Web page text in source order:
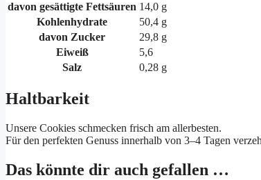
davon gesättigte Fettsäuren 14,0 g
Kohlenhydrate
50,4 g
davon Zucker
29,8 g
Eiweiß
5,6
Salz
0,28 g
Haltbarkeit
Unsere Cookies schmecken frisch am allerbesten.
Für den perfekten Genuss innerhalb von 3–4 Tagen
Das könnte dir auch gefallen …